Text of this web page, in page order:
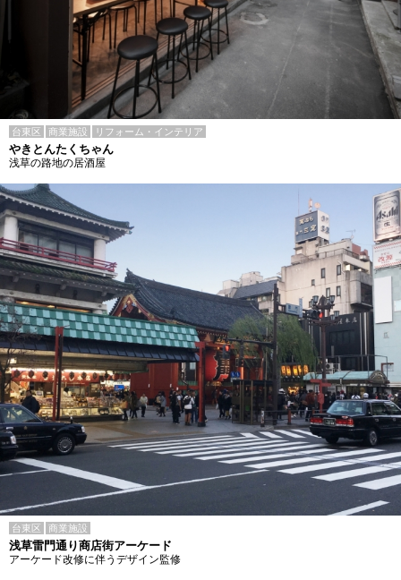
台東区 商業施設 リフォーム・インテリア
やきとんたくちゃん
浅草の路地の居酒屋
台東区 商業施設
浅草雷門通り商店街アーケード
アーケード改修に伴うデザイン監修